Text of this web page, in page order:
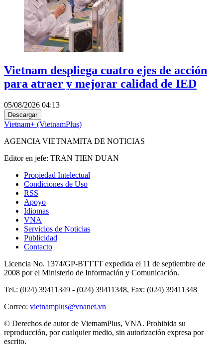
Vietnam despliega cuatro ejes de acción
para atraer y mejorar calidad de IED
05/08/2026 04:13
Descargar
Vietnam+ (VietnamPlus)
AGENCIA VIETNAMITA DE NOTICIAS
Editor en jefe: TRAN TIEN DUAN
Propiedad Intelectual
Condiciones de Uso
RSS
Apoyo
Idiomas
VNA
Servicios de Noticias
Publicidad
Contacto
Licencia No. 1374/GP-BTTTT expedida el 11 de septiembre de
2008 por el Ministerio de Información y Comunicación.
Tel.: (024) 39411349 - (024) 39411348, Fax: (024) 39411348
Correo: vietnamplus@vnanet.vn
© Derechos de autor de VietnamPlus, VNA. Prohibida su
reproducción, por cualquier medio, sin autorización expresa por
escrito.